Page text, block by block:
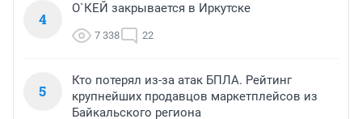
4
О`КЕЙ закрывается в Иркутске
7 338 22
5
Кто потерял из-за атак БПЛА. Рейтинг
крупнейших продавцов маркетплейсов из
Байкальского региона